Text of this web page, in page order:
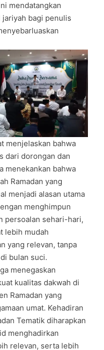
mendatangkan
jariyah bagi penulis
menjelaskan bahwa
dari dorongan dan
menekankan bahwa
Ramadan yang
menjadi alasan utama
menghimpun
persoalan sehari-hari,
lebih mudah
yang relevan, tanpa
bulan suci.
menegaskan
kualitas dakwah di
Ramadan yang
umat. Kehadiran
Tematik diharapkan
menghadirkan
relevan, serta lebih